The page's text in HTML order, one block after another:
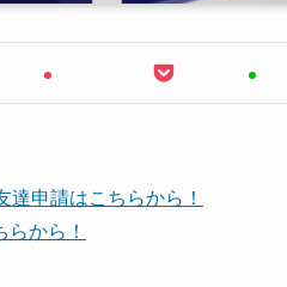
申請はこちらから！
から！